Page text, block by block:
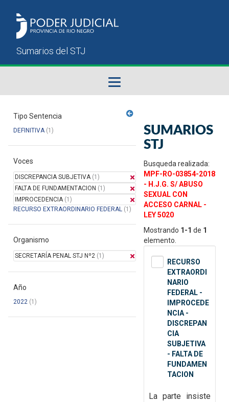
Sumarios del STJ
Manual del Usuario
Tipo Sentencia
DEFINITIVA(1)
Voces
DISCREPANCIA SUBJETIVA(1)
FALTA DE FUNDAMENTACION (1)
IMPROCEDENCIA(1)
RECURSO EXTRAORDINARIO FEDERAL (1)
Organismo
SECRETARÍA PENAL STJ Nº2 (1)
Año
2022 (1)
SUMARIOS
STJ
Busqueda realizada:
MPF-RO-03854-2018
- H.J.G. S/ ABUSO
SEXUAL CON
ACCESO CARNAL -
LEY 5020
Mostrando 1-1 de 1
elemento.
RECURSO
EXTRAORDI
NARIO
FEDERAL -
IMPROCEDE
NCIA -
DISCREPAN
CIA
SUBJETIVA
- FALTA DE
FUNDAMEN
TACION
La parte insiste